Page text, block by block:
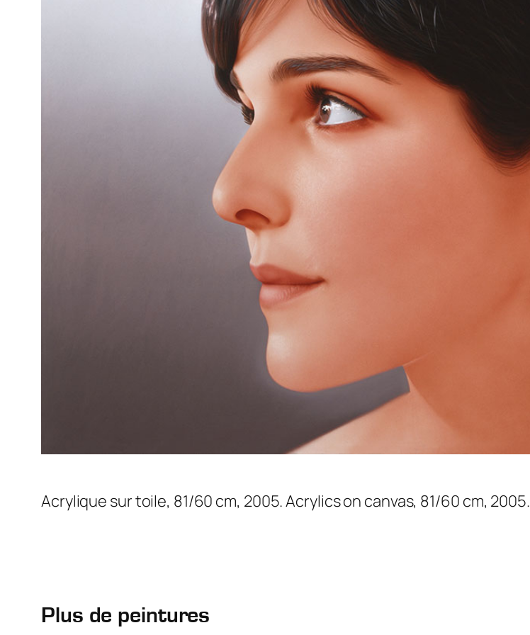
Acrylique sur toile, 81/60 cm, 2005. Acrylics on canvas, 81/60 cm, 2005.
Plus de peintures